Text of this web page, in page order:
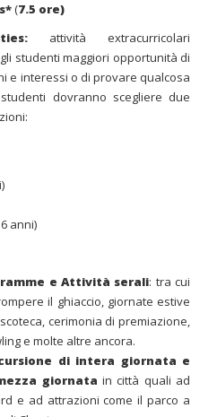
(7.5 ore)
: attività extracurricolari
studenti maggiori opportunità di
e interessi o di provare qualcosa
dovranno scegliere due
anni)
e Attività serali: tra cui
il ghiaccio, giornate estive
cerimonia di premiazione,
e molte altre ancora.
di intera giornata e
giornata in città quali ad
e ad attrazioni come il parco a